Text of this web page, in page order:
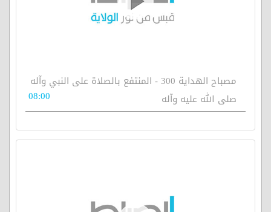
مصباح الهداية 300 - المنتفع بالصلاة على النبي وآله
صلى الله عليه وآله
08:00